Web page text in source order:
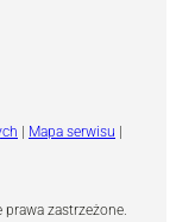
zastrzeżone.
| Mapa serwisu |